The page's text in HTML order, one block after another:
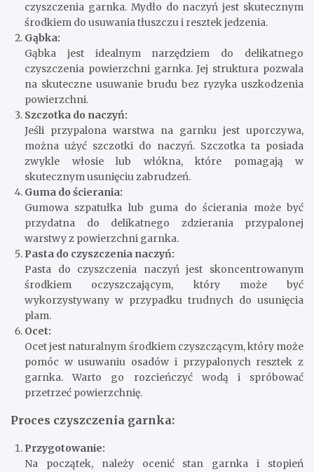
czyszczenia garnka. Mydło do naczyń jest skutecznym
środkiem do usuwania tłuszczu i resztek jedzenia.
Gąbka:
Gąbka jest idealnym narzędziem do delikatnego
czyszczenia powierzchni garnka. Jej struktura pozwala
na skuteczne usuwanie brudu bez ryzyka uszkodzenia
powierzchni.
Szczotka do naczyń:
Jeśli przypalona warstwa na garnku jest uporczywa,
można użyć szczotki do naczyń. Szczotka ta posiada
zwykle włosie lub włókna, które pomagają w
skutecznym usunięciu zabrudzeń.
Guma do ścierania:
Gumowa szpatułka lub guma do ścierania może być
przydatna do delikatnego zdzierania przypalonej
warstwy z powierzchni garnka.
Pasta do czyszczenia naczyń:
Pasta do czyszczenia naczyń jest skoncentrowanym
środkiem oczyszczającym, który może być
wykorzystywany w przypadku trudnych do usunięcia
plam.
Ocet:
Ocet jest naturalnym środkiem czyszczącym, który może
pomóc w usuwaniu osadów i przypalonych resztek z
garnka. Warto go rozcieńczyć wodą i spróbować
przetrzeć powierzchnię.
Proces czyszczenia garnka:
Przygotowanie:
Na początek, należy ocenić stan garnka i stopień